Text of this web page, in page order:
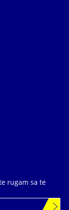
rugam sa te